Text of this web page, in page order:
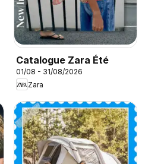
Catalogue Zara Été
01/08 - 31/08/2026
Zara